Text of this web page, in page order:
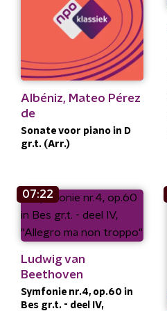
Albéniz, Mateo Pérez
de
Sonate voor piano in D
gr.t. (Arr.)
07:22
Ludwig van
Beethoven
Symfonie nr.4, op.60 in
Bes gr.t. - deel IV,